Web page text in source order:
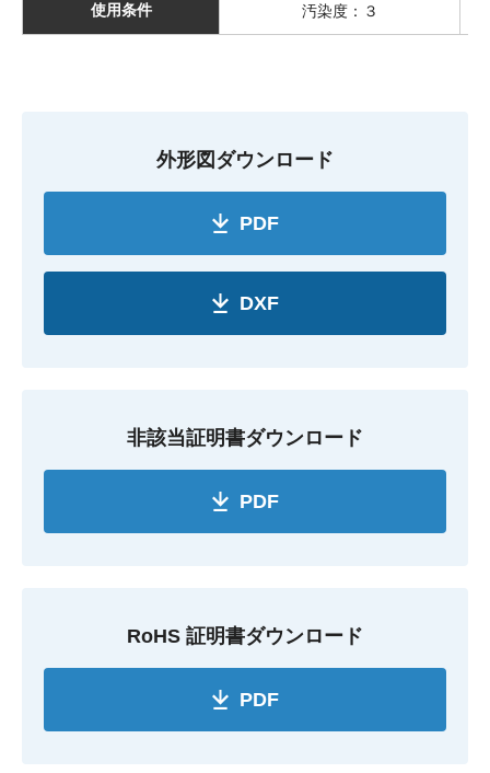
使用条件 汚染度：３
外形図ダウンロード
PDF
DXF
非該当証明書ダウンロード
PDF
RoHS 証明書ダウンロード
PDF